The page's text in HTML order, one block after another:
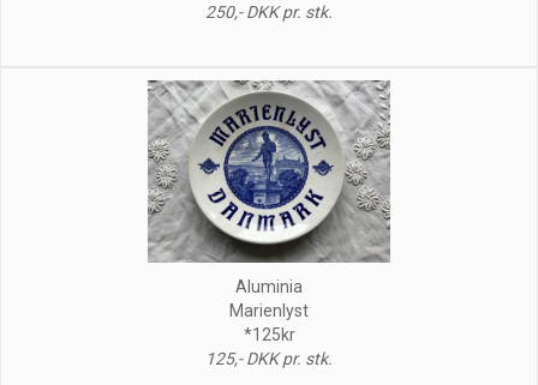
250,- DKK pr. stk.
Aluminia
Marienlyst
*125kr
125,- DKK pr. stk.